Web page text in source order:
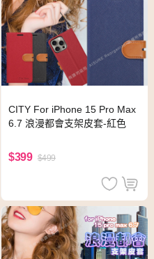
CITY For iPhone 15 Pro Max
6.7 浪漫都會支架皮套-紅色
$399 $499